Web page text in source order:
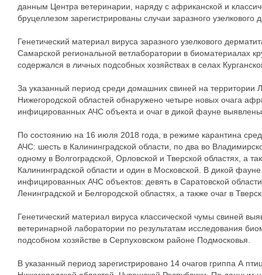
данным Центра ветеринарии, наряду с африканской и
бруцеллезом зарегистрированы случаи заразного узелкового
Генетический материал вируса заразного узелкового
Самарской региональной ветлаборатории в биоматериалах
содержался в личных подсобных хозяйствах в селах
За указанный период среди домашних свиней на территории
Нижегородской областей обнаружено четыре новых очага
инфицированных АЧС объекта и очаг в дикой фауне выявлены
По состоянию на 16 июля 2018 года, в режиме карантина
АЧС: шесть в Калининградской области, по два во
одному в Волгоградской, Орловской и Тверской областях, а
Калининградской области и один в Московской. В дикой
инфицированных АЧС объектов: девять в Саратовской
Ленинградской и Белгородской областях, а также очаг в
Генетический материал вируса классической чумы свиней
ветеринарной лаборатории по результатам исследования
подсобном хозяйстве в Серпуховском районе Подмосковья.
В указанный период зарегистрировано 14 очагов гриппа А